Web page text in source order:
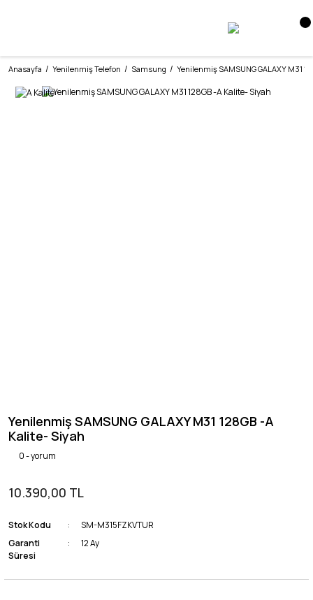
Anasayfa Yenilenmiş Telefon Samsung Yenilenmiş SAMSUNG GALAXY M31
Yenilenmiş SAMSUNG GALAXY M31 128GB -A
Kalite- Siyah
0 - yorum
10.390,00 TL
Stok Kodu
SM-M315FZKVTUR
Garanti
Süresi
12 Ay